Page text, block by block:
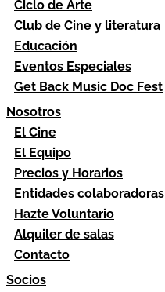
Ciclo de Arte
Club de Cine y literatura
Educación
Eventos Especiales
Get Back Music Doc Fest
Nosotros
El Cine
El Equipo
Precios y Horarios
Entidades colaboradoras
Hazte Voluntario
Alquiler de salas
Contacto
Socios